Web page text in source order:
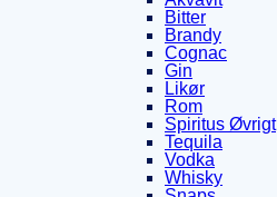
Bitter
Brandy
Cognac
Gin
Likør
Rom
Spiritus Øvrigt
Tequila
Vodka
Whisky